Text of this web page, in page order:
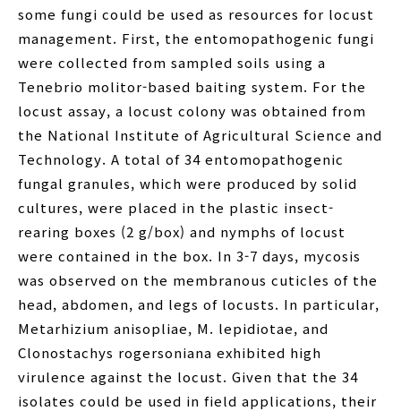
some fungi could be used as resources for locust
management. First, the entomopathogenic fungi
were collected from sampled soils using a
Tenebrio molitor-based baiting system. For the
locust assay, a locust colony was obtained from
the National Institute of Agricultural Science and
Technology. A total of 34 entomopathogenic
fungal granules, which were produced by solid
cultures, were placed in the plastic insect-
rearing boxes (2 g/box) and nymphs of locust
were contained in the box. In 3-7 days, mycosis
was observed on the membranous cuticles of the
head, abdomen, and legs of locusts. In particular,
Metarhizium anisopliae, M. lepidiotae, and
Clonostachys rogersoniana exhibited high
virulence against the locust. Given that the 34
isolates could be used in field applications, their